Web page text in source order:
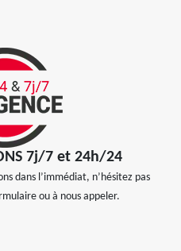
7j/7 et 24h/24
dans l’immédiat, n’hésitez pas
ou à nous appeler.